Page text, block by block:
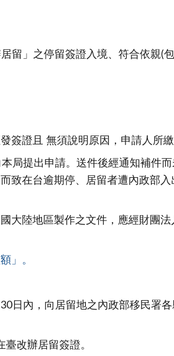
留」之停留簽證入境、符合依親(
證且 無須說明原因，申請人所繳
局提出申請。送件後經通知補件
致在台逾期停、居留者遭內政部
大陸地區製作之文件，應經財團
」。
日內，向居留地之內政部移民署
改辦居留簽證。